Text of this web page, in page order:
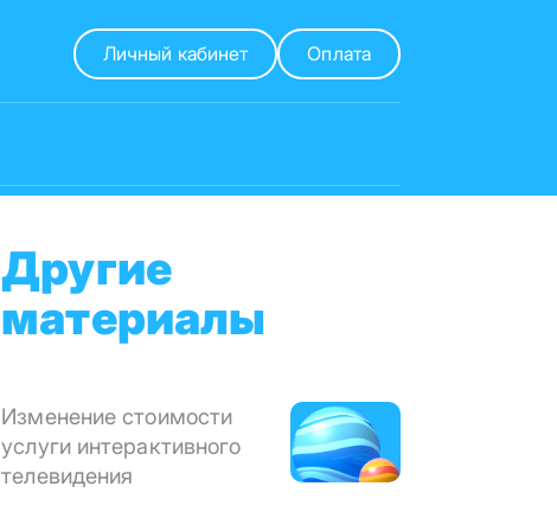
Личный кабинет Оплата
Другие
материалы
Изменение стоимости
услуги интерактивного
телевидения